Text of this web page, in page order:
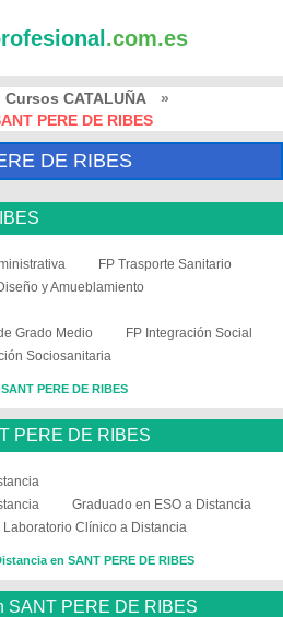
.com.es
Cursos CATALUÑA
»
PERE DE RIBES
DE RIBES
FP Trasporte Sanitario
y Amueblamiento
Grado Medio
FP Integración Social
Sociosanitaria
PERE DE RIBES
PERE DE RIBES
Graduado en ESO a Distancia
Laboratorio Clínico a Distancia
en SANT PERE DE RIBES
SANT PERE DE RIBES